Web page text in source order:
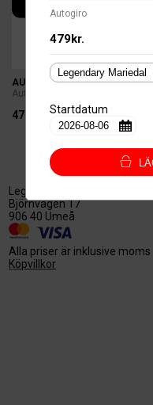
AUTOGIRO DAGKORT
Autogiro
479kr.
Autogiro
479kr.
Startdatum
Legendary Nord AB
Björnvägen 17
906 40 Umeå
Alla priser är inklusive moms
Köpvillkor